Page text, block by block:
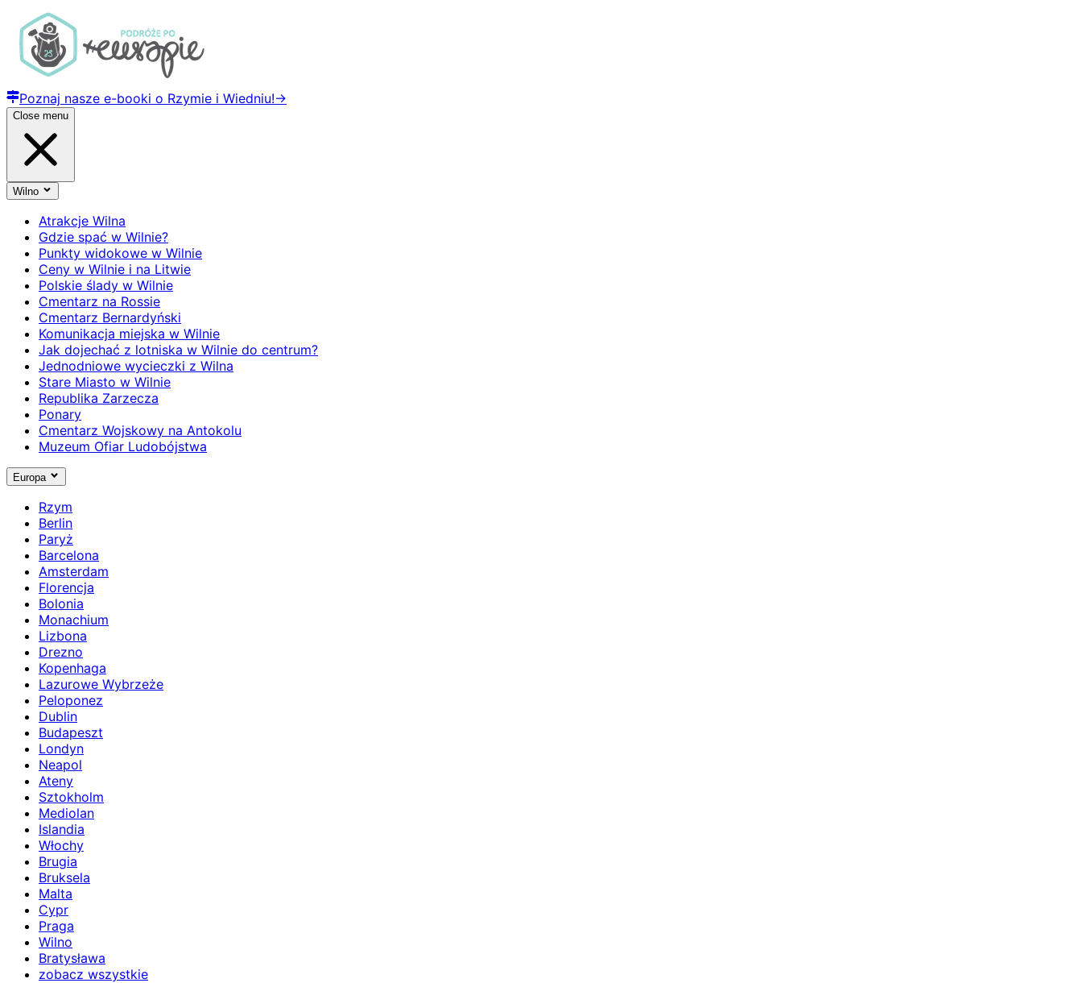
Poznaj nasze e-booki o Rzymie i Wiedniu!→
Close menu
Wilno
Atrakcje Wilna
Gdzie spać w Wilnie?
Punkty widokowe w Wilnie
Ceny w Wilnie i na Litwie
Polskie ślady w Wilnie
Cmentarz na Rossie
Cmentarz Bernardyński
Komunikacja miejska w Wilnie
Jak dojechać z lotniska w Wilnie do centrum?
Jednodniowe wycieczki z Wilna
Stare Miasto w Wilnie
Republika Zarzecza
Ponary
Cmentarz Wojskowy na Antokolu
Muzeum Ofiar Ludobójstwa
Europa
Rzym
Berlin
Paryż
Barcelona
Amsterdam
Florencja
Bolonia
Monachium
Lizbona
Drezno
Kopenhaga
Lazurowe Wybrzeże
Peloponez
Dublin
Budapeszt
Londyn
Neapol
Ateny
Sztokholm
Mediolan
Islandia
Włochy
Brugia
Bruksela
Malta
Cypr
Praga
Wilno
Bratysława
zobacz wszystkie